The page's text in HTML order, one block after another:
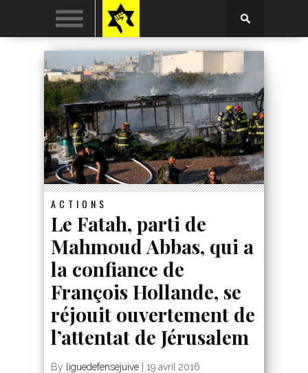
ACTIONS
Le Fatah, parti de
Mahmoud Abbas, qui a
la confiance de
François Hollande, se
réjouit ouvertement de
l’attentat de Jérusalem
By liguedefensejuive 19 avril 2016